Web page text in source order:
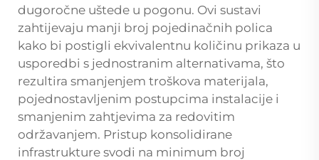
dugoročne uštede u pogonu. Ovi sustavi
zahtijevaju manji broj pojedinačnih polica
kako bi postigli ekvivalentnu količinu prikaza u
usporedbi s jednostranim alternativama, što
rezultira smanjenjem troškova materijala,
pojednostavljenim postupcima instalacije i
smanjenim zahtjevima za redovitim
održavanjem. Pristup konsolidirane
infrastrukture svodi na minimum broj